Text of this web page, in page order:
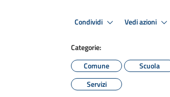
Condividi Vedi azioni
Categorie:
Comune
Scuola
Servizi